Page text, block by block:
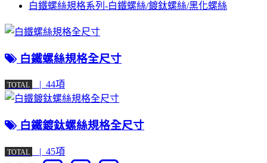
白鐵螺絲規格系列-白鐵螺絲/鍍鈦螺絲/黑化螺絲
白鐵螺絲規格全尺寸
TOTAL | 44項
白鐵鍍鈦螺絲規格全尺寸
TOTAL
| 45項